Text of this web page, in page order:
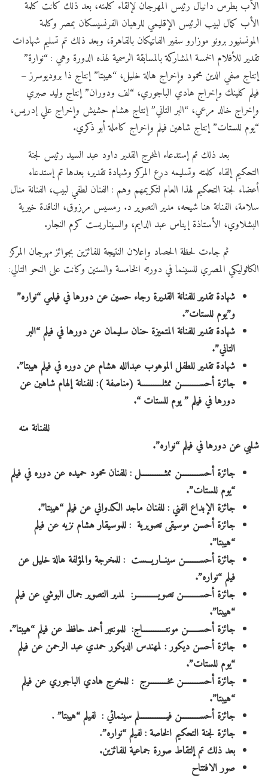
الأب بطرس دانيال رئيس المهرجان لإلقاء كلمته، بعد ذلك كانت كلمة
الأب كمال لبيب الرئيس الإقليمي للرهبان الفرنسيسكان بمصر وكلمة
المونسنيور برونو موزارو سفير الفاتيكان بالقاهرة، وبعد ذلك تم تسليم شهادات
تقدير للأفلام الخمسة المشاركة بالمسابقة الرسمية لهذه الدورة وهي : “نوارة”
إنتاج صفي الدين محمود وإخراج هالة خليل، “هيبتا” إنتاج ذا بروديوسرز –
فيلم كلينك وإخراج هادي الباجوري، “لف ودوران” إنتاج وليد صبري
وإخراج خالد مرعي، “البر التاني” إنتاج هشام حشيش وإخراج علي إدريس،
“يوم للستات” إنتاج شاهين فيلم وإخراج كاملة أبو ذكري.
بعد ذلك تم إستدعاء المخرج القدير داود عبد السيد رئيس لجنة
التحكيم إلقاء كلمته وتسليمه درع المركز وشهادة تقدير، بعدها تم إستدعاء
أعضاء لجنة التحكيم لهذا العام لتكريمهم وهم : الفنان لطفي لبيب، الفنانة منال
سلامة، الفنانة هنا شيحه، مدير التصوير د. رمسيس مرزوق، الناقدة خيرية
البشلاوي، الأستاذة إيناس عبد الدايم، والسيناريست كرم النجار.
ثم جاءت لحظة الحصاد وإعلان النتيجة للفائزين بجوائز مهرجان المركز
الكاثوليكي المصري للسينما في دورته الخامسة والستين وكانت على النحو التالي:
شهادة تقدير للفنانة القديرة رجاء حسين عن دورها في فيلمي “نواره”
و”يوم للستات”.
شهادة تقدير للفنانة المتميزة حنان سليمان عن دورها في فيلم “البر
التاني”.
شهادة تقديرللطفل الموهوب عبدالله هشام عن دوره في فيلم هيبتا”.
جائزة أحســــــــــن ممثلــــــــــــة (مناصفة ): للفنانةإلهام شاهينعن
دورها في فيلم ” يوم للستات “.
للفنانةمنه
شلبي عن دورها في فيلم “نواره”.
جائزة أحســــــــــن ممثـــــــــــــل : للفنان محمود حميده عن دوره في فيلم
“يوم للستات”.
جائزة الإبداع الفني : للفنان ماجد الكدواني عن فيلم “هيبتا”.
جائزة أحسن موسيقى تصويرية : للموسيقار هشام نزيه عن فيلم
“هيبتا”.
جائزة أحســــــــن سينــاريـــست : للمخرجة والمؤلفة هالة خليل عن
فيلم “نواره”.
جائزة أحســـــــــن تصويــــــــــــر: لمدير التصوير جمال البوشي عن فيلم
“هيبتا”.
جائزة أحســــــن مونتـــــــــــــاج: للمونتير أحمد حافظ عن فيلم “هيبتا”.
جائزة أحسن ديكور : لمهندس الديكور حمدي عبد الرحمن عن فيلم
“يوم للستات”.
جائزة أحســـــــــن مخــــــــــرج : للمخرج هادي الباجوري عن فيلم
“هيبتا”.
جائزة أحســــــــــن فيـــــــــــــــلم سينمائي : لفيلم “هيبتا” .
جائزة لجنة التحكيم الخاصة : لفيلم “نواره”.
بعد ذلك تم إلتقاط صورة جماعية للفائزين.
صور الافتتاح